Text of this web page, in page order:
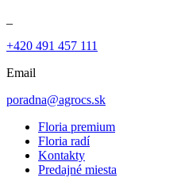
+420 491 457 111
Email
poradna@agrocs.sk
Floria premium
Floria radí
Kontakty
Predajné miesta